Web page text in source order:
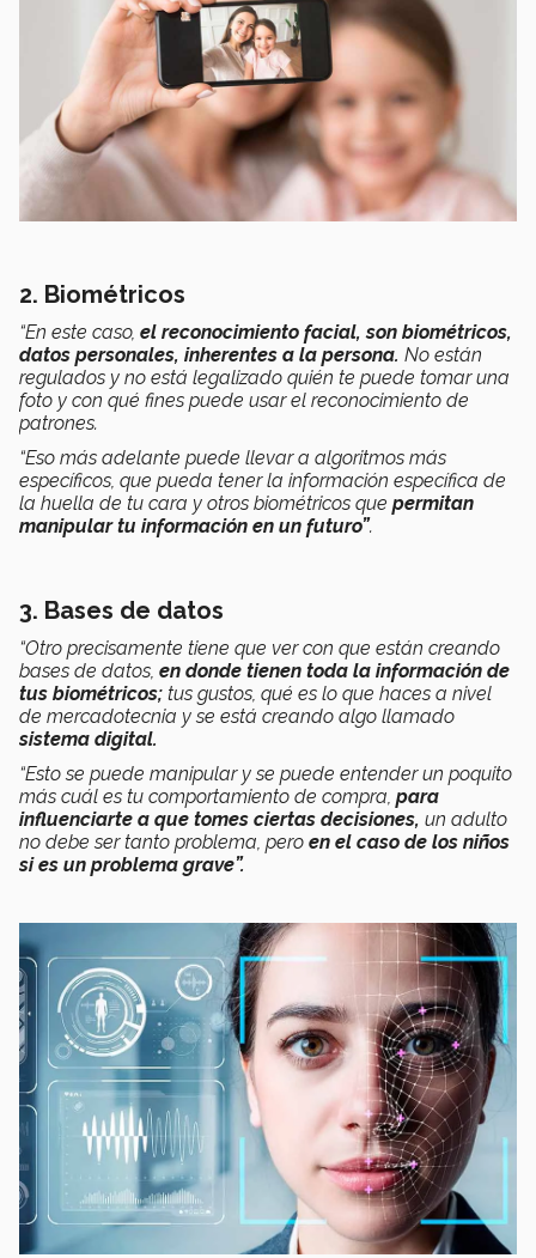
2. Biométricos
“En este caso, el reconocimiento facial, son biométricos,
datos personales, inherentes a la persona. No están
regulados y no está legalizado quién te puede tomar una
foto y con qué fines puede usar el reconocimiento de
patrones.
“Eso más adelante puede llevar a algoritmos más
específicos, que pueda tener la información específica de
la huella de tu cara y otros biométricos que permitan
manipular tu información en un futuro”.
3. Bases de datos
“Otro precisamente tiene que ver con que están creando
bases de datos, en donde tienen toda la información de
tus biométricos; tus gustos, qué es lo que haces a nivel
de mercadotecnia y se está creando algo llamado
sistema digital.
“Esto se puede manipular y se puede entender un poquito
más cuál es tu comportamiento de compra, para
influenciarte a que tomes ciertas decisiones, un adulto
no debe ser tanto problema, pero en el caso de los niños
si es un problema grave”.